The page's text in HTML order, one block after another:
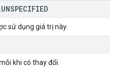
UNSPECIFIED
sử dụng giá trị này.
khi có thay đổi.